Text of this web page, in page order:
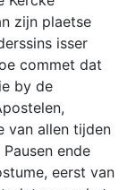
zijn plaetse
isser
commet dat
by de
van allen tijden
ende
eerst van